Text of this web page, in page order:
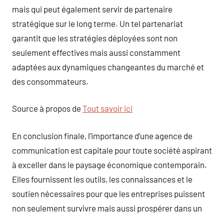
mais qui peut également servir de partenaire
stratégique sur le long terme. Un tel partenariat
garantit que les stratégies déployées sont non
seulement effectives mais aussi constamment
adaptées aux dynamiques changeantes du marché et
des consommateurs.
Source à propos de Tout savoir ici
En conclusion finale, l’importance d’une agence de
communication est capitale pour toute société aspirant
à exceller dans le paysage économique contemporain.
Elles fournissent les outils, les connaissances et le
soutien nécessaires pour que les entreprises puissent
non seulement survivre mais aussi prospérer dans un